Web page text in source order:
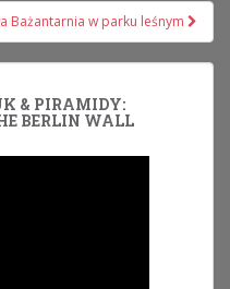
Bażantarnia w parku leśnym
& PIRAMIDY:
BERLIN WALL